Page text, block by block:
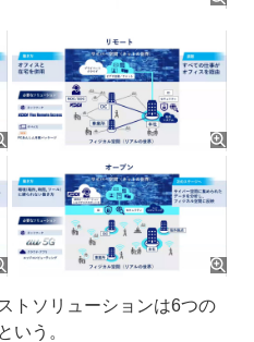
トソリューションは6つの
いう。